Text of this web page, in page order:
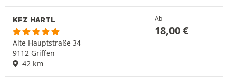
KFZ HARTL
Alte Hauptstraße 34
9112 Griffen
42 km
Ab
18,00€